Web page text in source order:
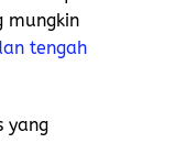
mungkin
tengah
yang